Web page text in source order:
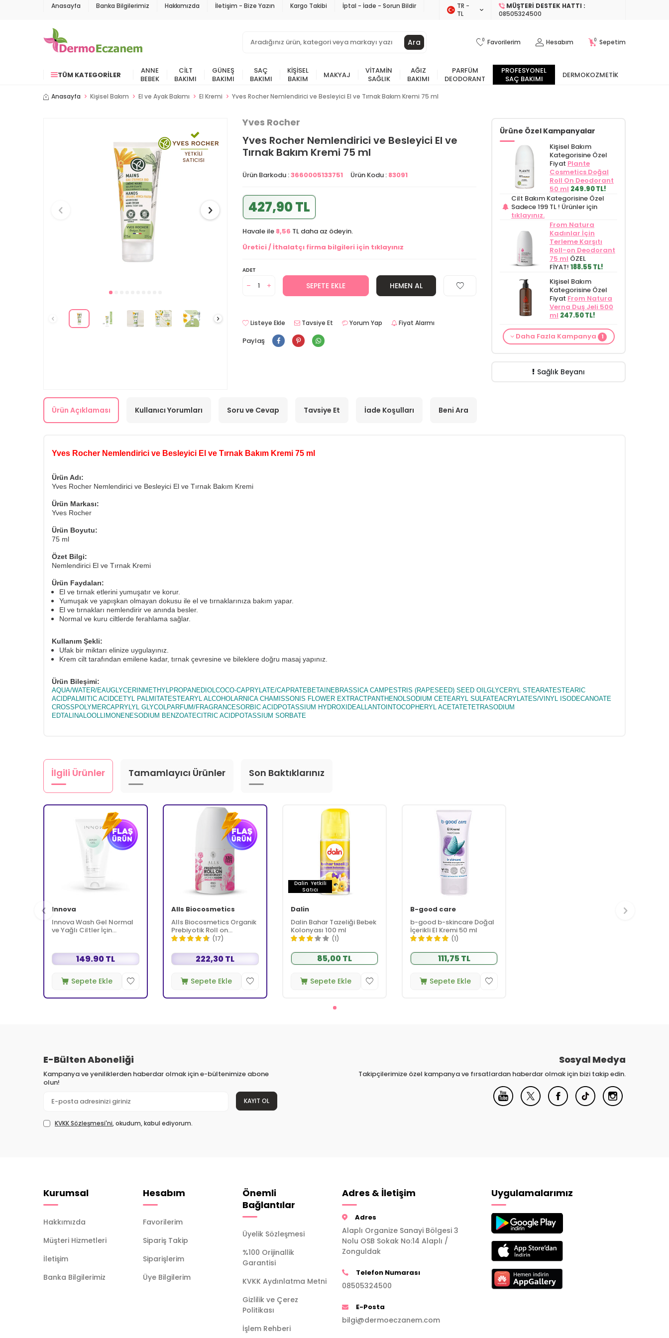
Anasayfa Banka Bilgilerimiz Hakkımızda İletişim - Bize Yazın Kargo Takibi İptal - İade - Sorun Bildir
TR −
TL
MÜŞTERI DESTEK HATTI :
08505324500
Ara 0 Favorilerim Hesabım 0 Sepetim
TÜM KATEGORILER
ANNE
BEBEK
CILT
BAKIMI
GÜNEŞ
BAKIMI
SAÇ
BAKIMI
KIŞISEL
BAKIM
MAKYAJ
VITAMIN
SAĞLIK
AĞIZ
BAKIMI
PARFÜM
DEODORANT
PROFESYONEL
SAÇ BAKIMI
DERMOKOZMETIK
Anasayfa Kişisel Bakım El ve Ayak Bakımı El Kremi Yves Rocher Nemlendirici ve Besleyici El ve Tırnak Bakım Kremi 75 ml
Yves Rocher
Yves Rocher Nemlendirici ve Besleyici El ve
Tırnak Bakım Kremi 75 ml
Ürün Barkodu :3660005133751 Ürün Kodu : 83091
427,90 TL
Havale ile 8,56 TL daha az ödeyin.
Üretici / İthalatçı firma bilgileri için tıklayınız
ADET
SEPETE EKLE HEMEN AL
Listeye Ekle Tavsiye Et Yorum Yap Fiyat Alarmı
Paylaş
Ürüne Özel Kampanyalar
Kişisel Bakım
Kategorisine Özel
Fiyat Plante
Cosmetics Doğal
Roll On Deodorant
50 ml 249.90 TL!
Cilt Bakım Kategorisine Özel
Sadece 199 TL ! Ürünler için
tıklayınız.
From Natura
Kadınlar İçin
Terleme Karşıtı
Roll-on Deodorant
75 ml ÖZEL
FİYAT! 188.55 TL!
Kişisel Bakım
Kategorisine Özel
Fiyat From Natura
Verna Duş Jeli 500
ml 247.50 TL!
Cilt Bakım ürünü
siparişinizde
ml 149.90 TL!
Daha Fazla Kampanya 1
Sağlık Beyanı
Ürün Açıklaması Kullanıcı Yorumları Soru ve Cevap Tavsiye Et İade Koşulları Beni Ara
Yves Rocher Nemlendirici ve Besleyici El ve Tırnak Bakım Kremi 75 ml
Ürün Adı:
Yves Rocher Nemlendirici ve Besleyici El ve Tırnak Bakım Kremi
Ürün Markası:
Yves Rocher
Ürün Boyutu:
75 ml
Özet Bilgi:
Nemlendirici El ve Tırnak Kremi
Ürün Faydaları:
El ve tırnak etlerini yumuşatır ve korur.
Yumuşak ve yapışkan olmayan dokusu ile el ve tırnaklarınıza bakım yapar.
El ve tırnakları nemlendirir ve anında besler.
Normal ve kuru ciltlerde ferahlama sağlar.
Kullanım Şekli:
Ufak bir miktarı elinize uygulayınız.
Krem cilt tarafından emilene kadar, tırnak çevresine ve bileklere doğru masaj yapınız.
Ürün Bileşimi:
AQUA/WATER/EAUGLYCERINMETHYLPROPANEDIOLCOCO-CAPRYLATE/CAPRATEBETAINEBRASSICA CAMPESTRIS (RAPESEED) SEED OILGLYCERYL STEARATESTEARIC
ACIDPALMITIC ACIDCETYL PALMITATESTEARYL ALCOHOLARNICA CHAMISSONIS FLOWER EXTRACTPANTHENOLSODIUM CETEARYL SULFATEACRYLATES/VINYL ISODECANOATE
CROSSPOLYMERCAPRYLYL GLYCOLPARFUM/FRAGRANCESORBIC ACIDPOTASSIUM HYDROXIDEALLANTOINTOCOPHERYL ACETATETETRASODIUM
EDTALINALOOLLIMONENESODIUM BENZOATECITRIC ACIDPOTASSIUM SORBATE
İlgili Ürünler Tamamlayıcı Ürünler Son Baktıklarınız
Innova
Innova Wash Gel Normal
ve Yağlı Ciltler İçin
149.90 TL
Sepete Ekle
Alls Biocosmetics
Alls Biocosmetics Organik
Prebiyotik Roll on
Deodorant 75 ml -
(17)
222,30 TL
Sepete Ekle
Dalin Yetkili
Satıcı
Dalin
Dalin Bahar Tazeliği Bebek
Kolonyası 100 ml
(1)
85,00 TL
Sepete Ekle
B-good care
b-good b-skincare Doğal
İçerikli El Kremi 50 ml
(1)
111,75 TL
Sepete Ekle
E-Bülten Aboneliği
Kampanya ve yeniliklerden haberdar olmak için e-bültenimize abone
olun!
KAYIT OL
KVKK Sözleşmesi'ni, okudum, kabul ediyorum.
Sosyal Medya
Takipçilerimize özel kampanya ve fırsatlardan haberdar olmak için bizi takip edin.
Kurumsal
Hakkımızda
Müşteri Hizmetleri
İletişim
Banka Bilgilerimiz
Hesabım
Favorilerim
Sipariş Takip
Siparişlerim
Üye Bilgilerim
Önemli
Bağlantılar
Üyelik Sözleşmesi
%100 Orijinallik
Garantisi
KVKK Aydınlatma Metni
Gizlilik ve Çerez
Politikası
İşlem Rehberi
Adres & İletişim
Adres
Alaplı Organize Sanayi Bölgesi 3
Nolu OSB Sokak No:14 Alaplı /
Zonguldak
Telefon Numarası
08505324500
E-Posta
bilgi@dermoeczanem.com
Uygulamalarımız